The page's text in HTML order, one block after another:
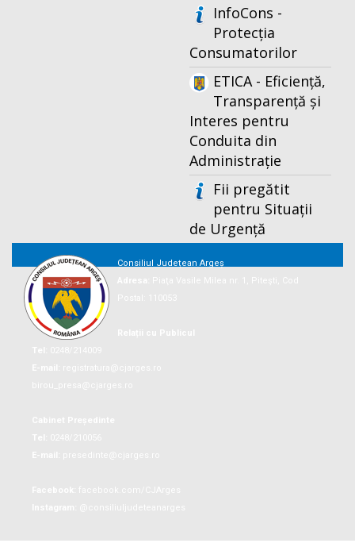
InfoCons -
Protecția
Consumatorilor
ETICA - Eficiență,
Transparență și
Interes pentru
Conduita din
Administrație
Fii pregătit
pentru Situații
de Urgență
Consiliul Județean Argeș